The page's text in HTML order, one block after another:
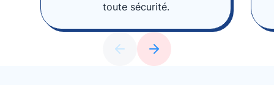
toute sécurité.